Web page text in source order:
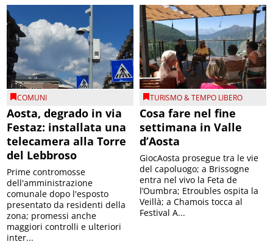
COMUNI
Aosta, degrado in via
Festaz: installata una
telecamera alla Torre
del Lebbroso
Prime contromosse
dell'amministrazione
comunale dopo l'esposto
presentato da residenti della
zona; promessi anche
maggiori controlli e ulteriori
inter...
TURISMO & TEMPO LIBERO
Cosa fare nel fine
settimana in Valle
d’Aosta
GiocAosta prosegue tra le vie
del capoluogo; a Brissogne
entra nel vivo la Feta de
l’Oumbra; Etroubles ospita la
Veillà; a Chamois tocca al
Festival A...